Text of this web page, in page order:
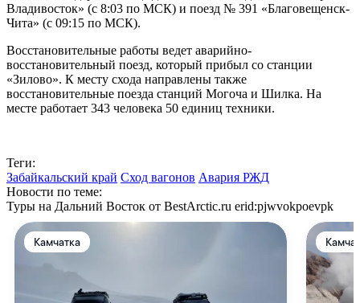
Владивосток» (с 8:03 по МСК) и поезд № 391 «Благовещенск-
Чита» (с 09:15 по МСК).
Восстановительные работы ведет аварийно-
восстановительный поезд, который прибыл со станции
«Зилово». К месту схода направлены также
восстановительные поезда станций Могоча и Шилка. На
месте работает 343 человека 50 единиц техники.
Теги:
Забайкальский край Сход вагонов Авария РЖД
Новости по теме:
Туры на Дальний Восток от BestArctic.ru erid:pjwvokpoevpk